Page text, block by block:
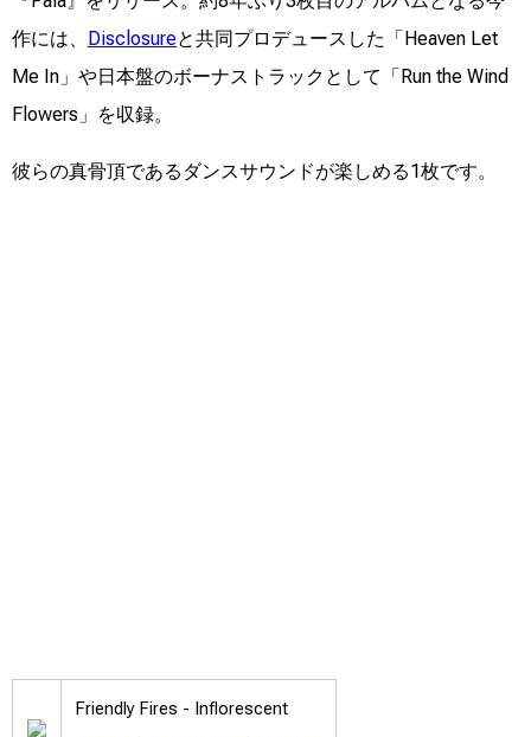
作には、 Disclosureと共同プロデュースした「Heaven Let
Me In」や日本盤のボーナストラックとして「Run the Wind
Flowers」を収録。
彼らの真骨頂であるダンスサウンドが楽しめる1枚です。
Friendly Fires - Inflorescent